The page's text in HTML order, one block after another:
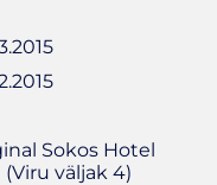
Sokos Hotel
(Viru väljak 4)